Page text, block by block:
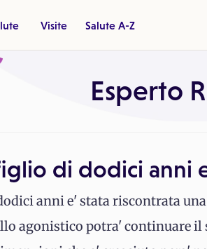
Visite Salute A-Z
Esperto
di dodici anni
anni e' stata riscontrata
agonistico potra' continuare